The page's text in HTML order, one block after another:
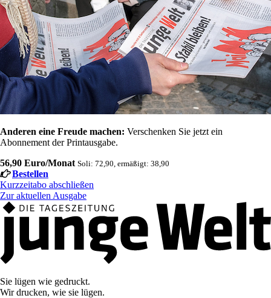
Anderen eine Freude machen: Verschenken Sie jetzt ein
Abonnement der Printausgabe.
56,90 Euro/Monat Soli: 72,90, ermäßigt: 38,90
Bestellen
Kurzzeitabo abschließen
Zur aktuellen Ausgabe
Sie lügen wie gedruckt.
Wir drucken, wie sie lügen.